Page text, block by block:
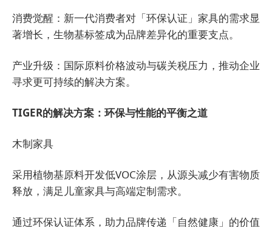
消费觉醒：新一代消费者对「环保认证」家具的需求显
著增长，生物基标签成为品牌差异化的重要支点。
产业升级：国际原料价格波动与碳关税压力，推动企业
寻求更可持续的解决方案。
TIGER的解决方案：环保与性能的平衡之道
木制家具
采用植物基原料开发低VOC涂层，从源头减少有害物质
释放，满足儿童家具与高端定制需求。
通过环保认证体系，助力品牌传递「自然健康」的价值